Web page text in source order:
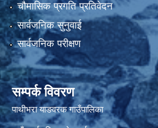
चौमासिक प्रगति प्रतिवेदन
सार्वजनिक सुनुवाई
सार्वजनिक परीक्षण
सम्पर्क विवरण
पाथीभरा याङवरक गाउँपालिका